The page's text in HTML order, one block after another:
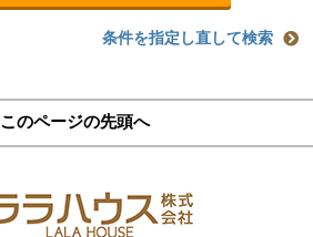
条件を指定し直して検索
このページの先頭へ